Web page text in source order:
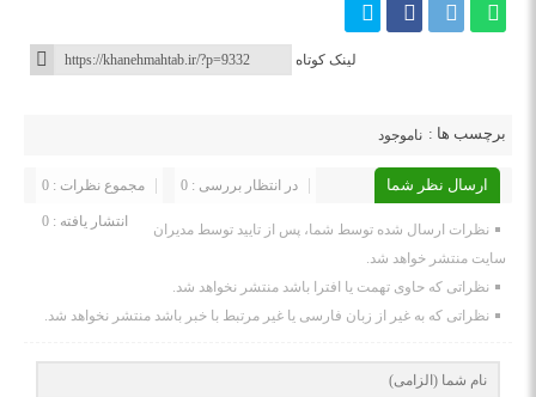
لینک کوتاه
برچسب ها : ناموجود
ارسال نظر شما مجموع نظرات : 0 در انتظار بررسی : 0
انتشار یافته : 0
نظرات ارسال شده توسط شما، پس از تایید توسط مدیران
سایت منتشر خواهد شد.
نظراتی که حاوی تهمت یا افترا باشد منتشر نخواهد شد.
نظراتی که به غیر از زبان فارسی یا غیر مرتبط با خبر باشد منتشر نخواهد شد.